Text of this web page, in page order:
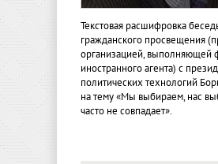
Текстовая расшифровка
гражданского просвещения
организацией, выполняющей
иностранного агента) с
политических технологий
на тему «Мы выбираем, нас
часто не совпадает».